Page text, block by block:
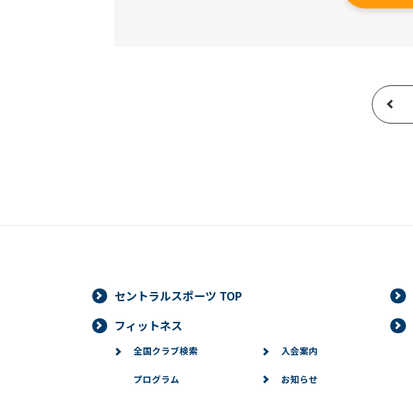
セントラルスポーツ TOP
フィットネス
全国クラブ検索
プログラム
入会案内
お知らせ